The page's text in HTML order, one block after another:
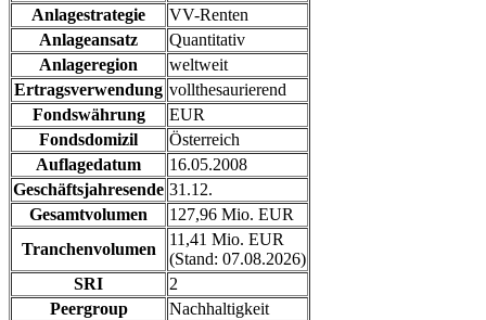
Anlagestrategie
VV-Renten
Anlageansatz
Quantitativ
Anlageregion
weltweit
Ertragsverwendung vollthesaurierend
Fondswährung
EUR
Fondsdomizil
Österreich
Auflagedatum
16.05.2008
Geschäftsjahresende 31.12.
Gesamtvolumen
127,96 Mio. EUR
Tranchenvolumen
11,41 Mio. EUR
(Stand: 07.08.2026)
SRI
2
Peergroup
Nachhaltigkeit